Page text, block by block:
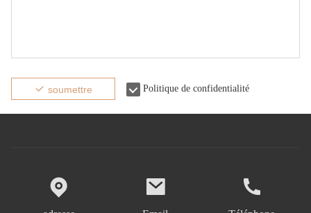
soumettre Politique de confidentialité